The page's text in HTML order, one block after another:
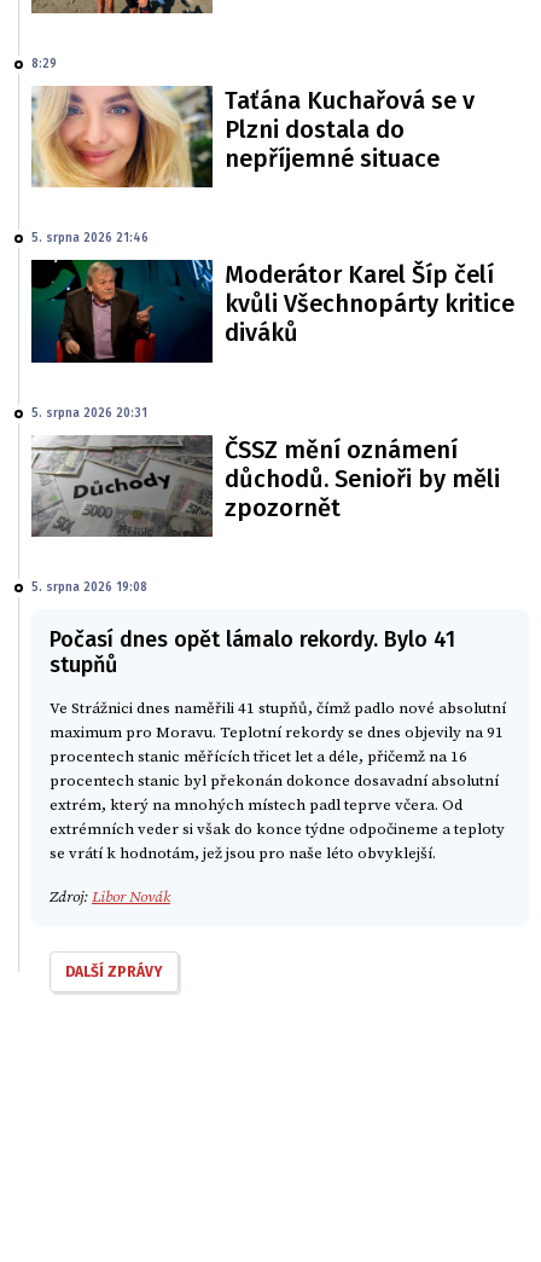
8:29
Taťána Kuchařová se v
Plzni dostala do
nepříjemné situace
5. srpna 2026 21:46
Moderátor Karel Šíp čelí
kvůli Všechnopárty kritice
diváků
5. srpna 2026 20:31
ČSSZ mění oznámení
důchodů. Senioři by měli
zpozornět
5. srpna 2026 19:08
Počasí dnes opět lámalo rekordy. Bylo 41
stupňů
Ve Strážnici dnes naměřili 41 stupňů, čímž padlo nové absolutní
maximum pro Moravu. Teplotní rekordy se dnes objevily na 91
procentech stanic měřících třicet let a déle, přičemž na 16
procentech stanic byl překonán dokonce dosavadní absolutní
extrém, který na mnohých místech padl teprve včera. Od
extrémních veder si však do konce týdne odpočineme a teploty
se vrátí k hodnotám, jež jsou pro naše léto obvyklejší.
Zdroj:Libor Novák
DALŠÍ ZPRÁVY